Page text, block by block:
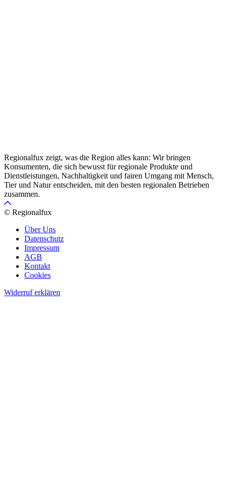
Regionalfux zeigt, was die Region alles kann: Wir bringen
Konsumenten, die sich bewusst für regionale Produkte und
Dienstleistungen, Nachhaltigkeit und fairen Umgang mit Mensch,
Tier und Natur entscheiden, mit den besten regionalen Betrieben
zusammen.
© Regionalfux
Über Uns
Datenschutz
Impressum
AGB
Kontakt
Cookies
Widerruf erklären